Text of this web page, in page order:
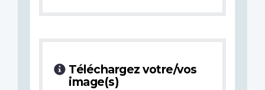
Téléchargez votre/vos
image(s)